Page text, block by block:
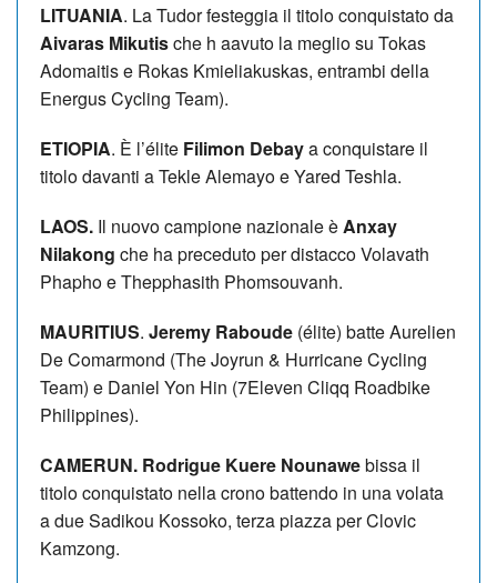
LITUANIA. La Tudor festeggia il titolo conquistato da
Aivaras Mikutische h aavuto la meglio su Tokas
Adomaitis e Rokas Kmieliakuskas, entrambi della
Energus Cycling Team).
ETIOPIA. È l’élite Filimon Debaya conquistare il
titolo davanti a Tekle Alemayo e Yared Teshla.
LAOS. Il nuovo campione nazionale èAnxay
Nilakong che ha preceduto per distacco Volavath
Phapho e Thepphasith Phomsouvanh.
MAURITIUS. Jeremy Raboude (élite) batte Aurelien
De Comarmond (The Joyrun & Hurricane Cycling
Team) e Daniel Yon Hin (7Eleven Cliqq Roadbike
Philippines).
CAMERUN. Rodrigue Kuere Nounawebissa il
titolo conquistato nella crono battendo in una volata
a due Sadikou Kossoko, terza piazza per Clovic
Kamzong.